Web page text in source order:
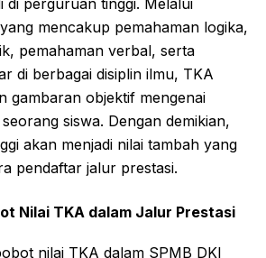
di perguruan tinggi. Melalui
mencakup pemahaman logika,
pemahaman verbal, serta
di berbagai disiplin ilmu, TKA
gambaran objektif mengenai
siswa. Dengan demikian,
akan menjadi nilai tambah yang
pendaftar jalur prestasi.
Nilai TKA dalam Jalur Prestasi
nilai TKA dalam SPMB DKI